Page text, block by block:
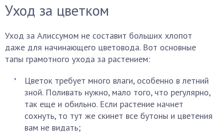
Уход за цветком
Уход за Алиссумом не составит больших хлопот
даже для начинающего цветовода. Вот основные
тапы грамотного ухода за растением:
Цветок требует много влаги, особенно в летний
зной. Поливать нужно, мало того, что регулярно,
так еще и обильно. Если растение начнет
сохнуть, то тут же скинет все бутоны и цветения
вам не видать;